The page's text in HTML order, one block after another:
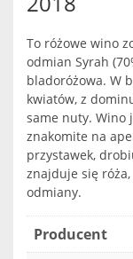
To różowe wino
odmian Syrah
bladoróżowa. W
kwiatów, z
same nuty. Wino
znakomite na
przystawek,
znajduje się
odmiany.
Producent